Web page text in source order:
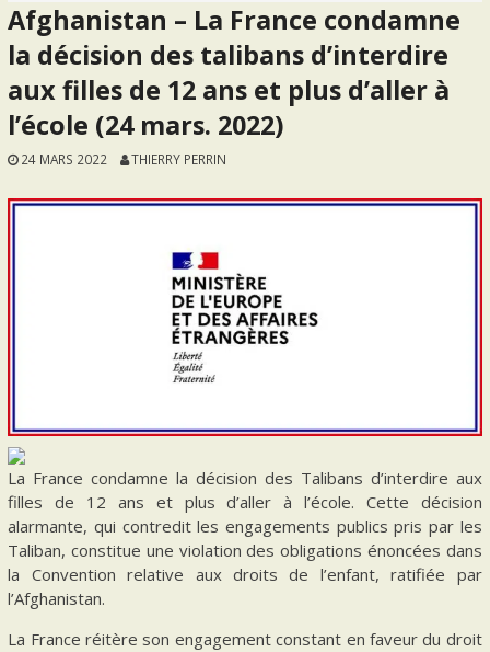
Afghanistan – La France condamne
la décision des talibans d’interdire
aux filles de 12 ans et plus d’aller à
l’école (24 mars. 2022)
24 MARS 2022 THIERRY PERRIN
La France condamne la décision des Talibans d’interdire aux
filles de 12 ans et plus d’aller à l’école. Cette décision
alarmante, qui contredit les engagements publics pris par les
Taliban, constitue une violation des obligations énoncées dans
la Convention relative aux droits de l’enfant, ratifiée par
l’Afghanistan.
La France réitère son engagement constant en faveur du droit